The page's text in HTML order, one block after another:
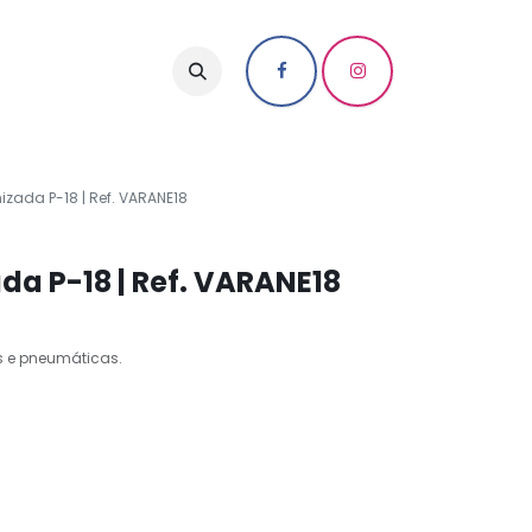
P-18 | Ref. VARANE18
P-18 | Ref. VARANE18
pneumáticas.